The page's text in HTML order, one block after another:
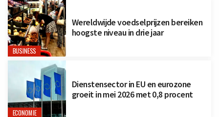
BUSINESS
Wereldwijde voedselprijzen bereiken
hoogste niveau in drie jaar
ECONOMIE
Dienstensector in EU en eurozone
groeit in mei 2026 met 0,8 procent